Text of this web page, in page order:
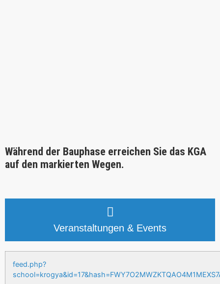
Während der Bauphase erreichen Sie das KGA
auf den markierten Wegen.
Veranstaltungen & Events
feed.php?